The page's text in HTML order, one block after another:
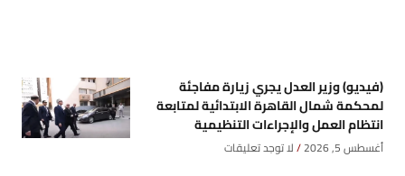
(فيديو) وزير العدل يجري زيارة مفاجئة
لمحكمة شمال القاهرة الابتدائية لمتابعة
انتظام العمل والإجراءات التنظيمية
أغسطس 5, 2026 لا توجد تعليقات